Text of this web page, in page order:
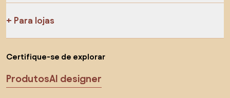
Para lojas
Certifique-se de explorar
ProdutosAI designer